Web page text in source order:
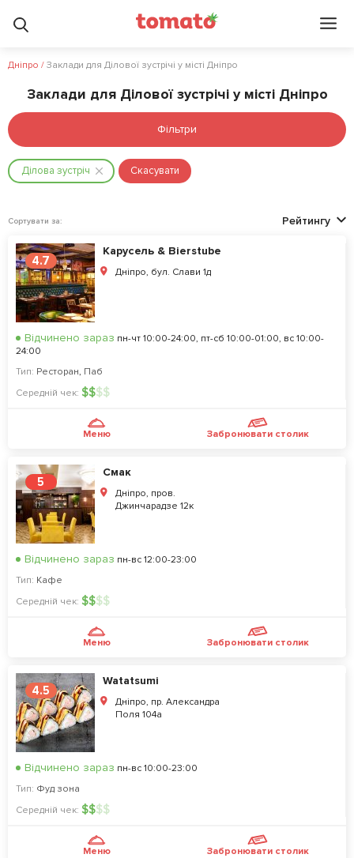
Дніпро / Заклади для Ділової зустрічі у місті Дніпро
Заклади для Ділової зустрічі у місті Дніпро
Фільтри
Ділова зустріч Скасувати
Сортувати за: Рейтингу
4.7
Карусель & Bierstube
Дніпро, бул. Слави 1д
Відчинено зараз пн-чт 10:00-24:00, пт-сб 10:00-01:00, вс 10:00-
24:00
Тип: Ресторан, Паб
Середній чек: $$$$
Меню Забронювати столик
5
Смак
Дніпро, пров.
Джинчарадзе 12к
Відчинено зараз пн-вс 12:00-23:00
Тип: Кафе
Середній чек: $$$$
Меню Забронювати столик
4.5
Watatsumi
Дніпро, пр. Александра
Поля 104а
Відчинено зараз пн-вс 10:00-23:00
Тип: Фуд зона
Середній чек: $$$$
Меню Забронювати столик